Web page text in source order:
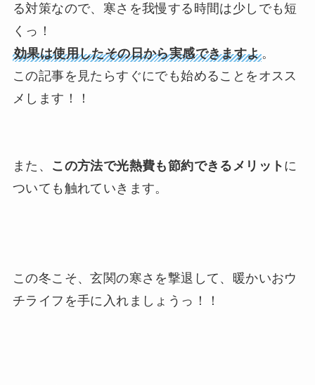
る対策なので、寒さを我慢する時間は少しでも短
くっ！
効果は使用したその日から実感できますよ。
この記事を見たらすぐにでも始めることをオスス
メします！！
また、 この方法で光熱費も節約できるメリット に
ついても触れていきます。
この冬こそ、玄関の寒さを撃退して、暖かいおウ
チライフを手に入れましょうっ！！